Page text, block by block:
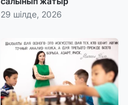
29 шілде, 2026